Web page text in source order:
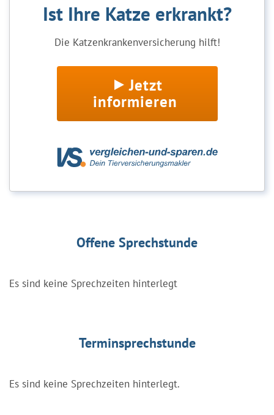
Ist Ihre Katze erkrankt?
Die Katzenkrankenversicherung hilft!
Jetzt
informieren
Offene Sprechstunde
Es sind keine Sprechzeiten hinterlegt
Terminsprechstunde
Es sind keine Sprechzeiten hinterlegt.